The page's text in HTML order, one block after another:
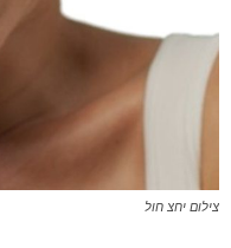
צילום יחצ חול